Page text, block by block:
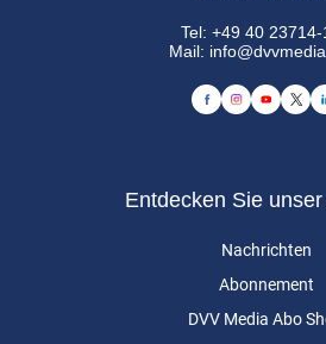
Tel:+49 40 23714-
Mail:
Entdecken Sie
Nachrichten
Abonnement
DVV Media Abo